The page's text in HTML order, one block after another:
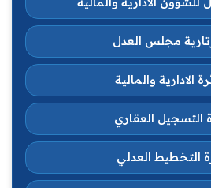
مجلس العدل
الادارية والمالية
التسجيل العقاري
التخطيط العدلي